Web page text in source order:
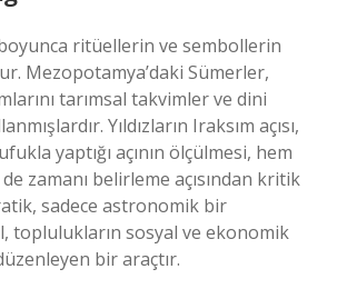
ritüellerin ve sembollerin
Mezopotamya’daki Sümerler,
tarımsal takvimler ve dini
Yıldızların Iraksım açısı,
yaptığı açının ölçülmesi, hem
zamanı belirleme açısından kritik
sadece astronomik bir
toplulukların sosyal ve ekonomik
bir araçtır.